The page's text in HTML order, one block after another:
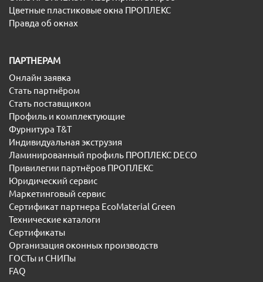
Цветные пластиковые окна ПРОПЛЕКС
Правда об окнах
ПАРТНЕРАМ
Онлайн заявка
Стать партнёром
Стать поставщиком
Профиль и комплектующие
Фурнитура T&T
Индивидуальная экструзия
Ламинированный профиль ПРОПЛЕКС DECO
Привилегии партнёров ПРОПЛЕКС
Юридический сервис
Маркетинговый сервис
Сертификат партнера EcoMaterial Green
Технические каталоги
Сертификаты
Организация оконных производств
ГОСТы и СНИПы
FAQ